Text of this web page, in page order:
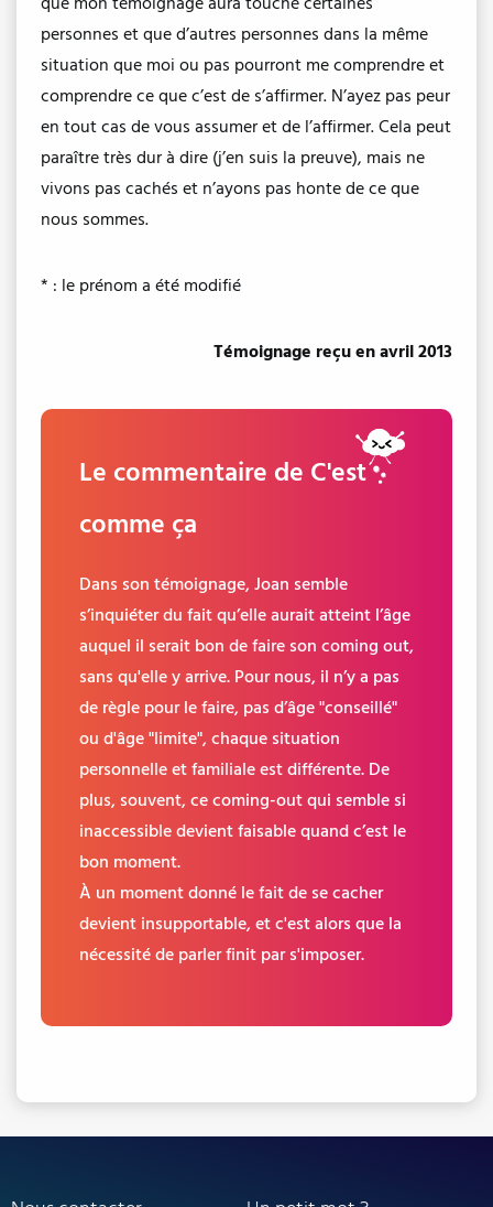
personnes et que d’autres personnes dans la même
situation que moi ou pas pourront me comprendre et
comprendre ce que c’est de s’affirmer. N’ayez pas peur
en tout cas de vous assumer et de l’affirmer. Cela peut
paraître très dur à dire (j’en suis la preuve), mais ne
vivons pas cachés et n’ayons pas honte de ce que
nous sommes.
* : le prénom a été modifié
Témoignage reçu en avril 2013
Le commentaire de C'est
comme ça
Dans son témoignage, Joan semble
s’inquiéter du fait qu’elle aurait atteint l’âge
auquel il serait bon de faire son coming out,
sans qu'elle y arrive. Pour nous, il n’y a pas
de règle pour le faire, pas d’âge "conseillé"
ou d'âge "limite", chaque situation
personnelle et familiale est différente. De
plus, souvent, ce coming-out qui semble si
inaccessible devient faisable quand c’est le
bon moment.
À un moment donné le fait de se cacher
devient insupportable, et c'est alors que la
nécessité de parler finit par s'imposer.